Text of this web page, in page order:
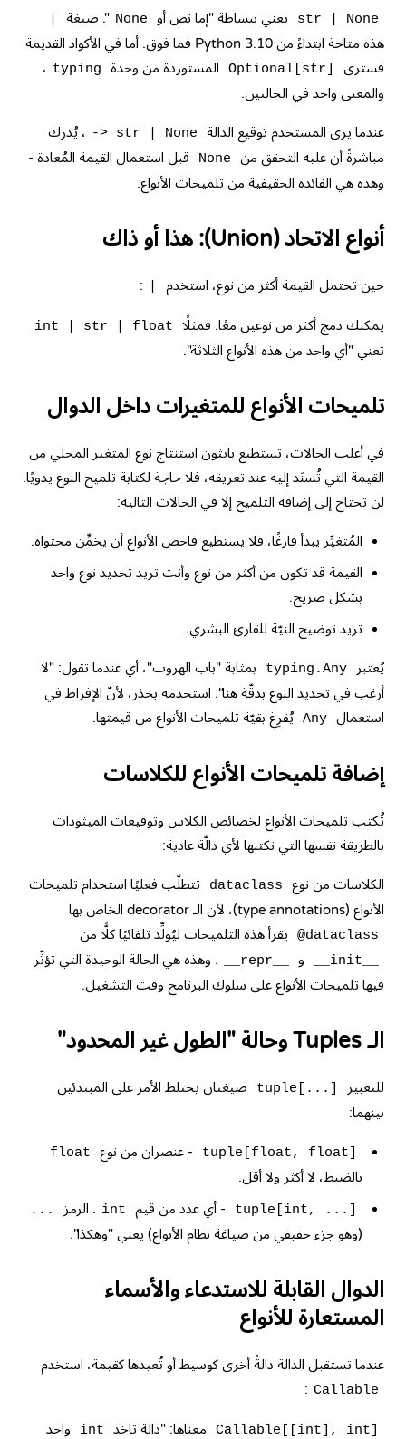
str | None يعني ببساطة "إما نص أو None ". صيغة
هذه متاحة ابتداءً من Python 3.10 فما فوق. أما في الأكواد القديمة
فسترى
Optional[str] المستوردة من وحدة typing ،
والمعنى واحد في الحالتين.
عندما يرى المستخدم توقيع الدالة -> str | None ، يُدرك
مباشرةً أن عليه التحقق من
None
قبل استعمال القيمة المُعادة -
وهذه هي الفائدة الحقيقية من تلميحات الأنواع.
أنواع الاتحاد (Union): هذا أو ذاك
حين تحتمل القيمة أكثر من نوع، استخدم :
يمكنك دمج أكثر من نوعين معًا. فمثلًا int | str | float
تعني "أي واحد من هذه الأنواع الثلاثة".
تلميحات الأنواع للمتغيرات داخل الدوال
في أغلب الحالات، تستطيع بايثون استنتاج نوع المتغير المحلي من
القيمة التي تُسنَد إليه عند تعريفه، فلا حاجة لكتابة تلميح النوع يدويًا.
لن تحتاج إلى إضافة التلميح إلا في الحالات التالية:
المُتغيِّر يبدأ فارغًا، فلا يستطيع فاحص الأنواع أن يخمِّن محتواه.
القيمة قد تكون من أكثر من نوع وأنت تريد تحديد نوع واحد
بشكل صريح.
تريد توضيح النيّة للقارئ البشري.
يُعتبر typing.Any
بمثابة "باب الهروب"، أي عندما تقول: "لا
أرغب في تحديد النوع بدقّة هنا". استخدمه بحذر، لأنّ الإفراط في
استعمال Any يُفرِغ بقيّة تلميحات الأنواع من قيمتها.
إضافة تلميحات الأنواع للكلاسات
تُكتب تلميحات الأنواع لخصائص الكلاس وتوقيعات الميثودات
بالطريقة نفسها التي نكتبها لأي دالّة عادية:
الكلاسات من نوع dataclass
تتطلّب فعليًا استخدام تلميحات
الأنواع (type annotations)، لأن الـ decorator الخاص بها
@dataclass يقرأ هذه التلميحات ليُولِّد تلقائيًا كلًّا من
__init__ و __repr__
. وهذه هي الحالة الوحيدة التي تؤثّر
فيها تلميحات الأنواع على سلوك البرنامج وقت التشغيل.
الـ Tuples وحالة "الطول غير المحدود"
للتعبير tuple[...]
صيغتان يختلط الأمر على المبتدئين
بينهما:
tuple[float, float] - عنصران من نوع float
بالضبط، لا أكثر ولا أقل.
tuple[int, ...] - أي عدد من قيم int . الرمز ...
(وهو جزء حقيقي من صياغة نظام الأنواع) يعني "وهكذا".
الدوال القابلة للاستدعاء والأسماء
المستعارة للأنواع
عندما تستقبل الدالة دالةً أخرى كوسيط أو تُعيدها كقيمة، استخدم
Callable
:
Callable[[int], int] معناها: "دالة تاخذ int
واحد